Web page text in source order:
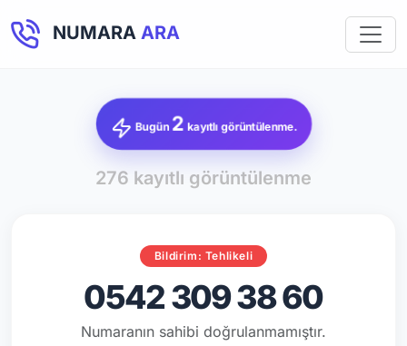
NUMARA ARA
Bugün 2 kayıtlı görüntülenme.
276 kayıtlı görüntülenme
Bildirim: Tehlikeli
0542 309 38 60
Numaranın sahibi doğrulanmamıştır.